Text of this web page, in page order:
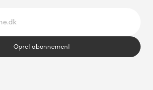
Opret abonnement